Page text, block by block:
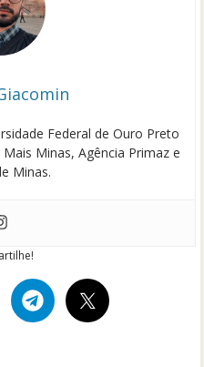
Federal de Ouro Preto
Minas, Agência Primaz e
Minas.